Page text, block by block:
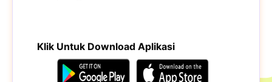
Klik Untuk Download Aplikasi